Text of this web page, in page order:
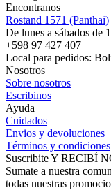
Encontranos
Rostand 1571 (Panthai)
De lunes a sábados de
+598 97 427 407
Local para pedidos:
Nosotros
Sobre nosotros
Escribinos
Ayuda
Cuidados
Envios y devoluciones
Términos y condiciones
Suscribite Y RECIBÍ
Sumate a nuestra
todas nuestras